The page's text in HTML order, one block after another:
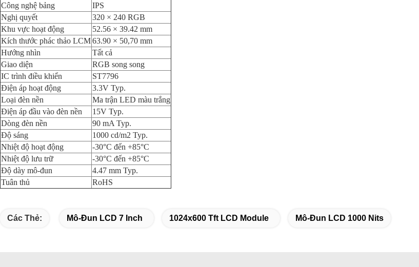
Công nghệ bảng
IPS
Nghị quyết
320 × 240 RGB
Khu vực hoạt động
52.56 × 39.42 mm
Kích thước phác thảo LCM63.90 × 50,70 mm
Hướng nhìn
Tất cả
Giao diện
RGB song song
IC trình điều khiển
ST7796
Điện áp hoạt động
3.3V Typ.
Loại đèn nền
Ma trận LED màu trắng
Điện áp đầu vào đèn nền
15V Typ.
Dòng đèn nền
90 mA Typ.
Độ sáng
1000 cd/m2 Typ.
Nhiệt độ hoạt động
-30°C đến +85°C
Nhiệt độ lưu trữ
-30°C đến +85°C
Độ dày mô-đun
4.47 mm Typ.
Tuân thủ
RoHS
Các Thẻ: Mô-Đun LCD 7 Inch 1024x600 Tft LCD Module Mô-Đun LCD 1000 Nits